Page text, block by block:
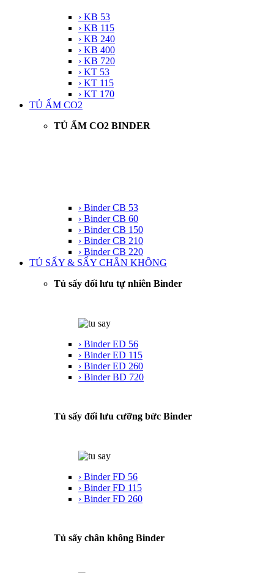
› KB 53
› KB 115
› KB 240
› KB 400
› KB 720
› KT 53
› KT 115
› KT 170
TỦ ẤM CO2
TỦ ẤM CO2 BINDER
› Binder CB 53
› Binder CB 60
› Binder CB 150
› Binder CB 210
› Binder CB 220
TỦ SẤY & SẤY CHÂN KHÔNG
Tủ sấy đối lưu tự nhiên Binder
› Binder ED 56
› Binder ED 115
› Binder ED 260
› Binder BD 720
Tủ sấy đối lưu cưỡng bức Binder
› Binder FD 56
› Binder FD 115
› Binder FD 260
Tủ sấy chân không Binder